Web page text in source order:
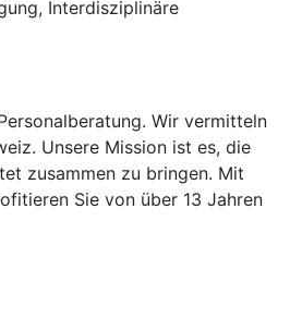
Interdisziplinäre
Wir vermitteln
Unsere Mission ist es, die
zusammen zu bringen. Mit
Sie von über 13 Jahren